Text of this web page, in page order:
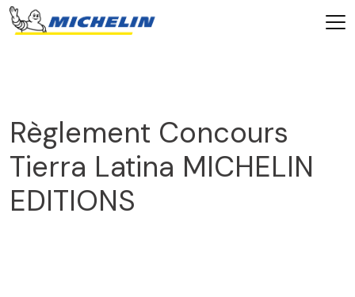
Règlement Concours
Tierra Latina MICHELIN
EDITIONS